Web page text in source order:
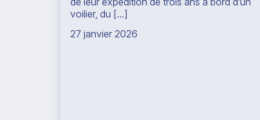
voilier, du [...]
27 janvier 2026